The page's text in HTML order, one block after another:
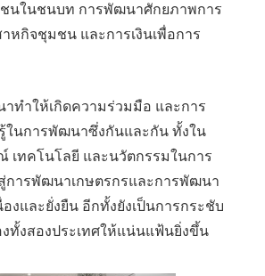
นในชนบท การพัฒนาศักยภาพการ
หกิจชุมชน และการเงินเพื่อการ
ทำให้เกิดความร่วมมือ และการ
ในการพัฒนาซึ่งกันและกัน ทั้งใน
เทคโนโลยี และนวัตกรรมในการ
ารพัฒนาเกษตรกรและการพัฒนา
งและยั่งยืน อีกทั้งยังเป็นการกระชับ
ทั้งสองประเทศให้แน่นแฟ้นยิ่งขึ้น